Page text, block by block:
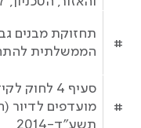
תחזוקת מבנים
הממשלתית
#
סעיף 4
מועדפים לדיור
תשע"ד-2014
#